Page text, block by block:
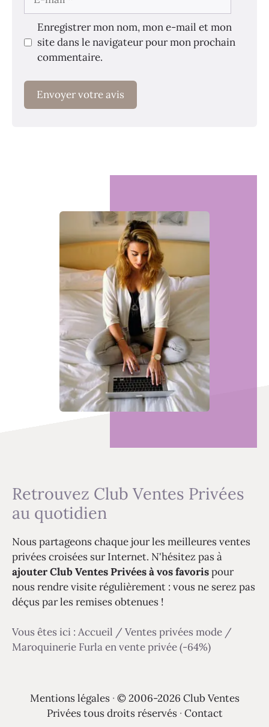
mail
Enregistrer mon nom, mon e-mail et mon
site dans le navigateur pour mon prochain
commentaire.
Retrouvez Club Ventes Privées
au quotidien
Nous partageons chaque jour les meilleures ventes
privées croisées sur Internet. N'hésitez pas à
ajouter Club Ventes Privées à vos favorispour
nous rendre visite régulièrement : vous ne serez pas
déçus par les remises obtenues !
Vous êtes ici : Accueil / Ventes privées mode /
Maroquinerie Furla en vente privée (-64%)
Mentions légales · © 2006-2026 Club Ventes
Privées tous droits réservés · Contact